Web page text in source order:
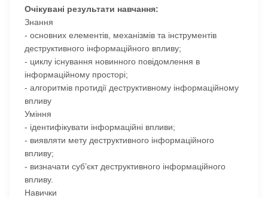
Очікувані результати навчання:
Знання
- основних елементів, механізмів та інструментів
деструктивного інформаційного впливу;
- циклу існування новинного повідомлення в
інформаційному просторі;
- алгоритмів протидії деструктивному інформаційному
впливу
Уміння
- ідентифікувати інформаційні впливи;
- виявляти мету деструктивного інформаційного
впливу;
- визначати суб’єкт деструктивного інформаційного
впливу.
Навички